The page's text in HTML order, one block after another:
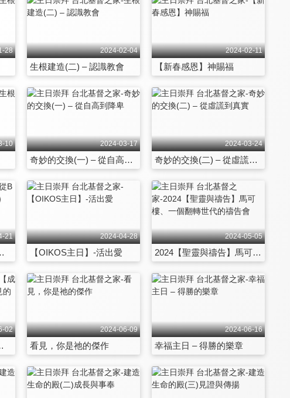
28 2024-02-04
生根建造(二) – 認識教會
2024-02-11
【新春感恩】神賜福
10 2024-03-17
奇妙的交換(一) – 從自高到降卑
2024-03-24
奇妙的交換(二) – 從虛謊到真實
21
個階段）
2024-04-28
【OIKOS主日】-活出愛
2024-05-05
2024【聖靈與禱告】馬可樓、一個翻轉世代的禱告會
02
看不見的
2024-06-09
看見，你是祂的傑作
2024-06-16
幸福主日 – 得勝的樂章